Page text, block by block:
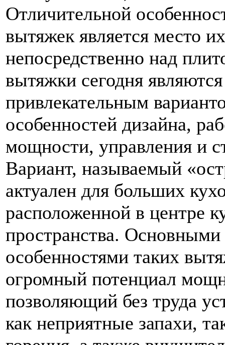
Отличительной
вытяжек является место
непосредственно над
вытяжки сегодня
привлекательным
особенностей дизайна,
мощности, управления и
Вариант, называемый
актуален для больших
расположенной в центре
пространства. Основными
особенностями таких
огромный потенциал
позволяющий без труда
как неприятные запахи,